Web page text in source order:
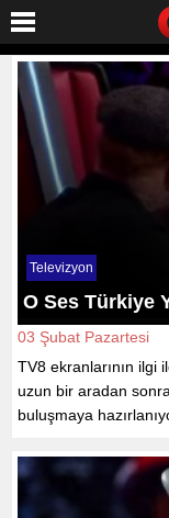
Televizyon
O Ses Türkiye
03 Şubat Pazartesi
TV8 ekranlarının ilgi
uzun bir aradan
buluşmaya